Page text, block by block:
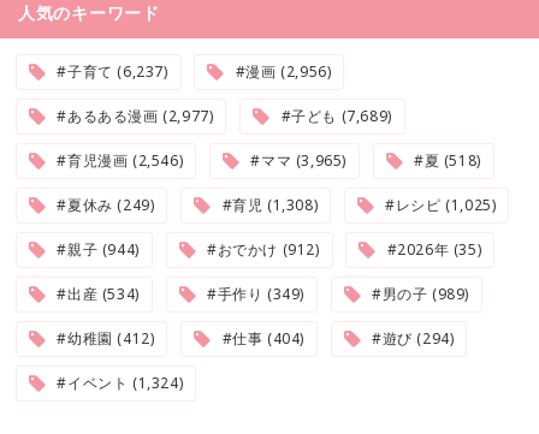
人気のキーワード
#子育て (6,237) #漫画 (2,956)
#あるある漫画 (2,977) #子ども (7,689)
#育児漫画 (2,546) #ママ (3,965) #夏 (518)
#夏休み (249) #育児 (1,308) #レシピ (1,025)
#親子 (944) #おでかけ (912) #2026年 (35)
#出産 (534) #手作り (349) #男の子 (989)
#幼稚園 (412) #仕事 (404) #遊び (294)
#イベント (1,324)